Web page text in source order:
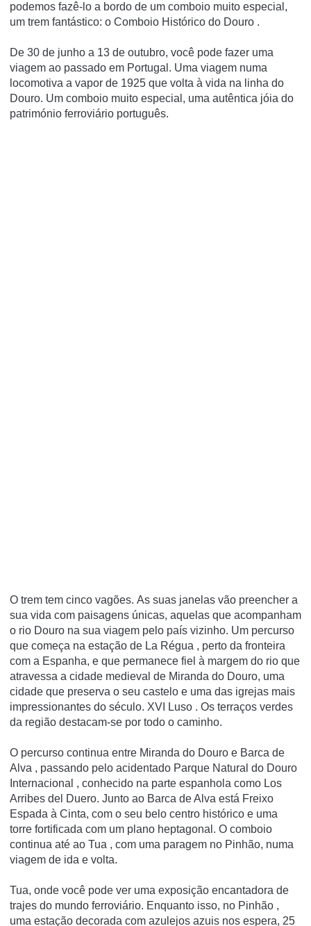
podemos fazê-lo a bordo de um comboio muito especial,
um trem fantástico: o Comboio Histórico do Douro .
De 30 de junho a 13 de outubro, você pode fazer uma
viagem ao passado em Portugal. Uma viagem numa
locomotiva a vapor de 1925 que volta à vida na linha do
Douro. Um comboio muito especial, uma autêntica jóia do
património ferroviário português.
O trem tem cinco vagões. As suas janelas vão preencher a
sua vida com paisagens únicas, aquelas que acompanham
o rio Douro na sua viagem pelo país vizinho. Um percurso
que começa na estação de La Régua , perto da fronteira
com a Espanha, e que permanece fiel à margem do rio que
atravessa a cidade medieval de Miranda do Douro, uma
cidade que preserva o seu castelo e uma das igrejas mais
impressionantes do século. XVI Luso . Os terraços verdes
da região destacam-se por todo o caminho.
O percurso continua entre Miranda do Douro e Barca de
Alva , passando pelo acidentado Parque Natural do Douro
Internacional , conhecido na parte espanhola como Los
Arribes del Duero. Junto ao Barca de Alva está Freixo
Espada à Cinta, com o seu belo centro histórico e uma
torre fortificada com um plano heptagonal. O comboio
continua até ao Tua , com uma paragem no Pinhão, numa
viagem de ida e volta.
Tua, onde você pode ver uma exposição encantadora de
trajes do mundo ferroviário. Enquanto isso, no Pinhão ,
uma estação decorada com azulejos azuis nos espera, 25